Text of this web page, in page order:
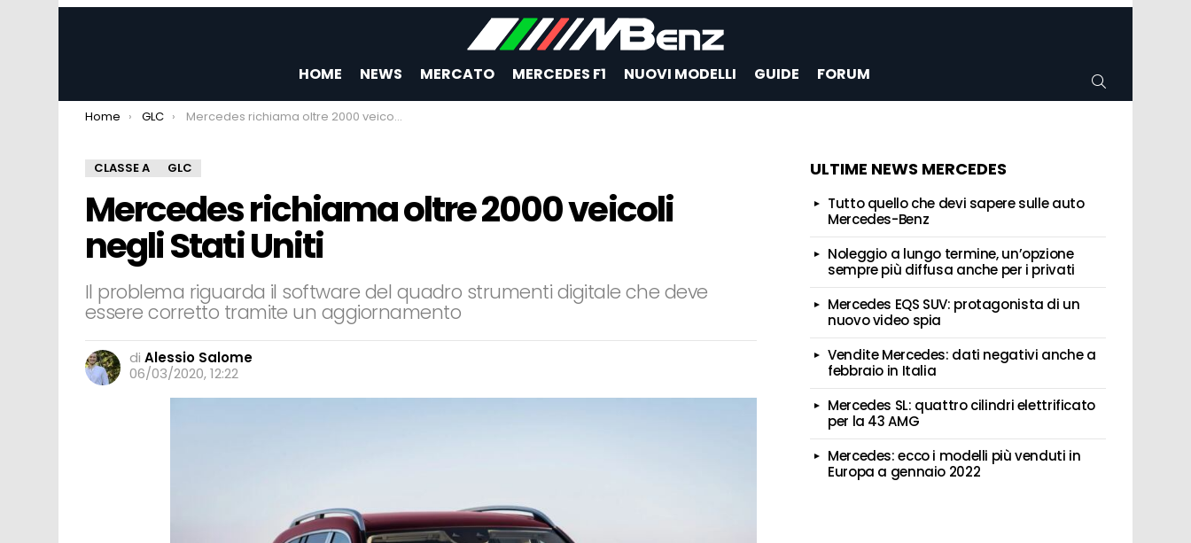
HOME NEWS MERCATO MERCEDES F1 NUOVI MODELLI GUIDE FORUM
You are here:
Home GLC Mercedes richiama oltre 2000 veicoli negli Stati Uniti
CLASSE A GLC
Mercedes richiama oltre 2000 veicoli
negli Stati Uniti
Il problema riguarda il software del quadro strumenti digitale che deve
essere corretto tramite un aggiornamento
di Alessio Salome
06/03/2020, 12:22
ULTIME NEWS MERCEDES
Tutto quello che devi sapere sulle auto
Mercedes-Benz
Noleggio a lungo termine, un’opzione
sempre più diffusa anche per i privati
Mercedes EQS SUV: protagonista di un
nuovo video spia
Vendite Mercedes: dati negativi anche a
febbraio in Italia
Mercedes SL: quattro cilindri elettrificato
per la 43 AMG
Mercedes: ecco i modelli più venduti in
Europa a gennaio 2022